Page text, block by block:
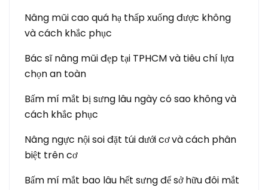
Nâng mũi cao quá hạ thấp xuống được không
và cách khắc phục
Bác sĩ nâng mũi đẹp tại TPHCM và tiêu chí lựa
chọn an toàn
Bấm mí mắt bị sưng lâu ngày có sao không và
cách khắc phục
Nâng ngực nội soi đặt túi dưới cơ và cách phân
biệt trên cơ
Bấm mí mắt bao lâu hết sưng để sở hữu đôi mắt